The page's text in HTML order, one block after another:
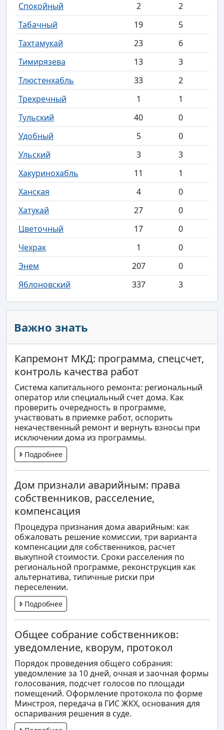
Спокойный 2
2
Табачный
19
5
Тахтамукай
23
6
Тимирязева
13
3
Тлюстенхабль
33
2
Трехречный
1
1
Тульский
40
0
Удобный
5
0
Ульский
3
3
Хакуринохабль
11
1
Ханская
4
0
Хатукай
27
0
Цветочный
17
0
Чехрак
1
0
Энем
207
0
Яблоновский
337 3
Важно знать
Капремонт МКД: программа, спецсчет,
контроль качества работ
Система капитального ремонта: региональный
оператор или специальный счет дома. Как
проверить очередность в программе,
участвовать в приемке работ, оспорить
некачественный ремонт и вернуть взносы при
исключении дома из программы.
Подробнее
Дом признали аварийным: права
собственников, расселение,
компенсация
Процедура признания дома аварийным: как
обжаловать решение комиссии, три варианта
компенсации для собственников, расчет
выкупной стоимости. Сроки расселения по
региональной программе, реконструкция как
альтернатива, типичные риски при
переселении.
Подробнее
Общее собрание собственников:
уведомление, кворум, протокол
Порядок проведения общего собрания:
уведомление за 10 дней, очная и заочная формы
голосования, подсчет голосов по площади
помещений. Оформление протокола по форме
Минстроя, передача в ГИС ЖКХ, основания для
оспаривания решения в суде.